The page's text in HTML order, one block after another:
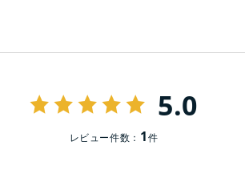
5.0
レビュー件数： 1件